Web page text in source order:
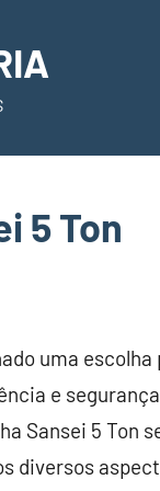
5 Ton
uma
e
Sansei 5 Ton